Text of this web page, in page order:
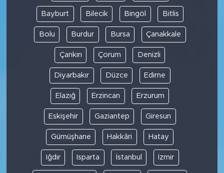
Bayburt Bilecik Bingöl Bitlis
Bolu Burdur Bursa Çanakkale
Çankırı Çorum Denizli
Diyarbakır Düzce Edirne
Elazığ Erzincan Erzurum
Eskişehir Gaziantep Giresun
Gümüşhane Hakkâri Hatay
Iğdır Isparta İstanbul İzmir